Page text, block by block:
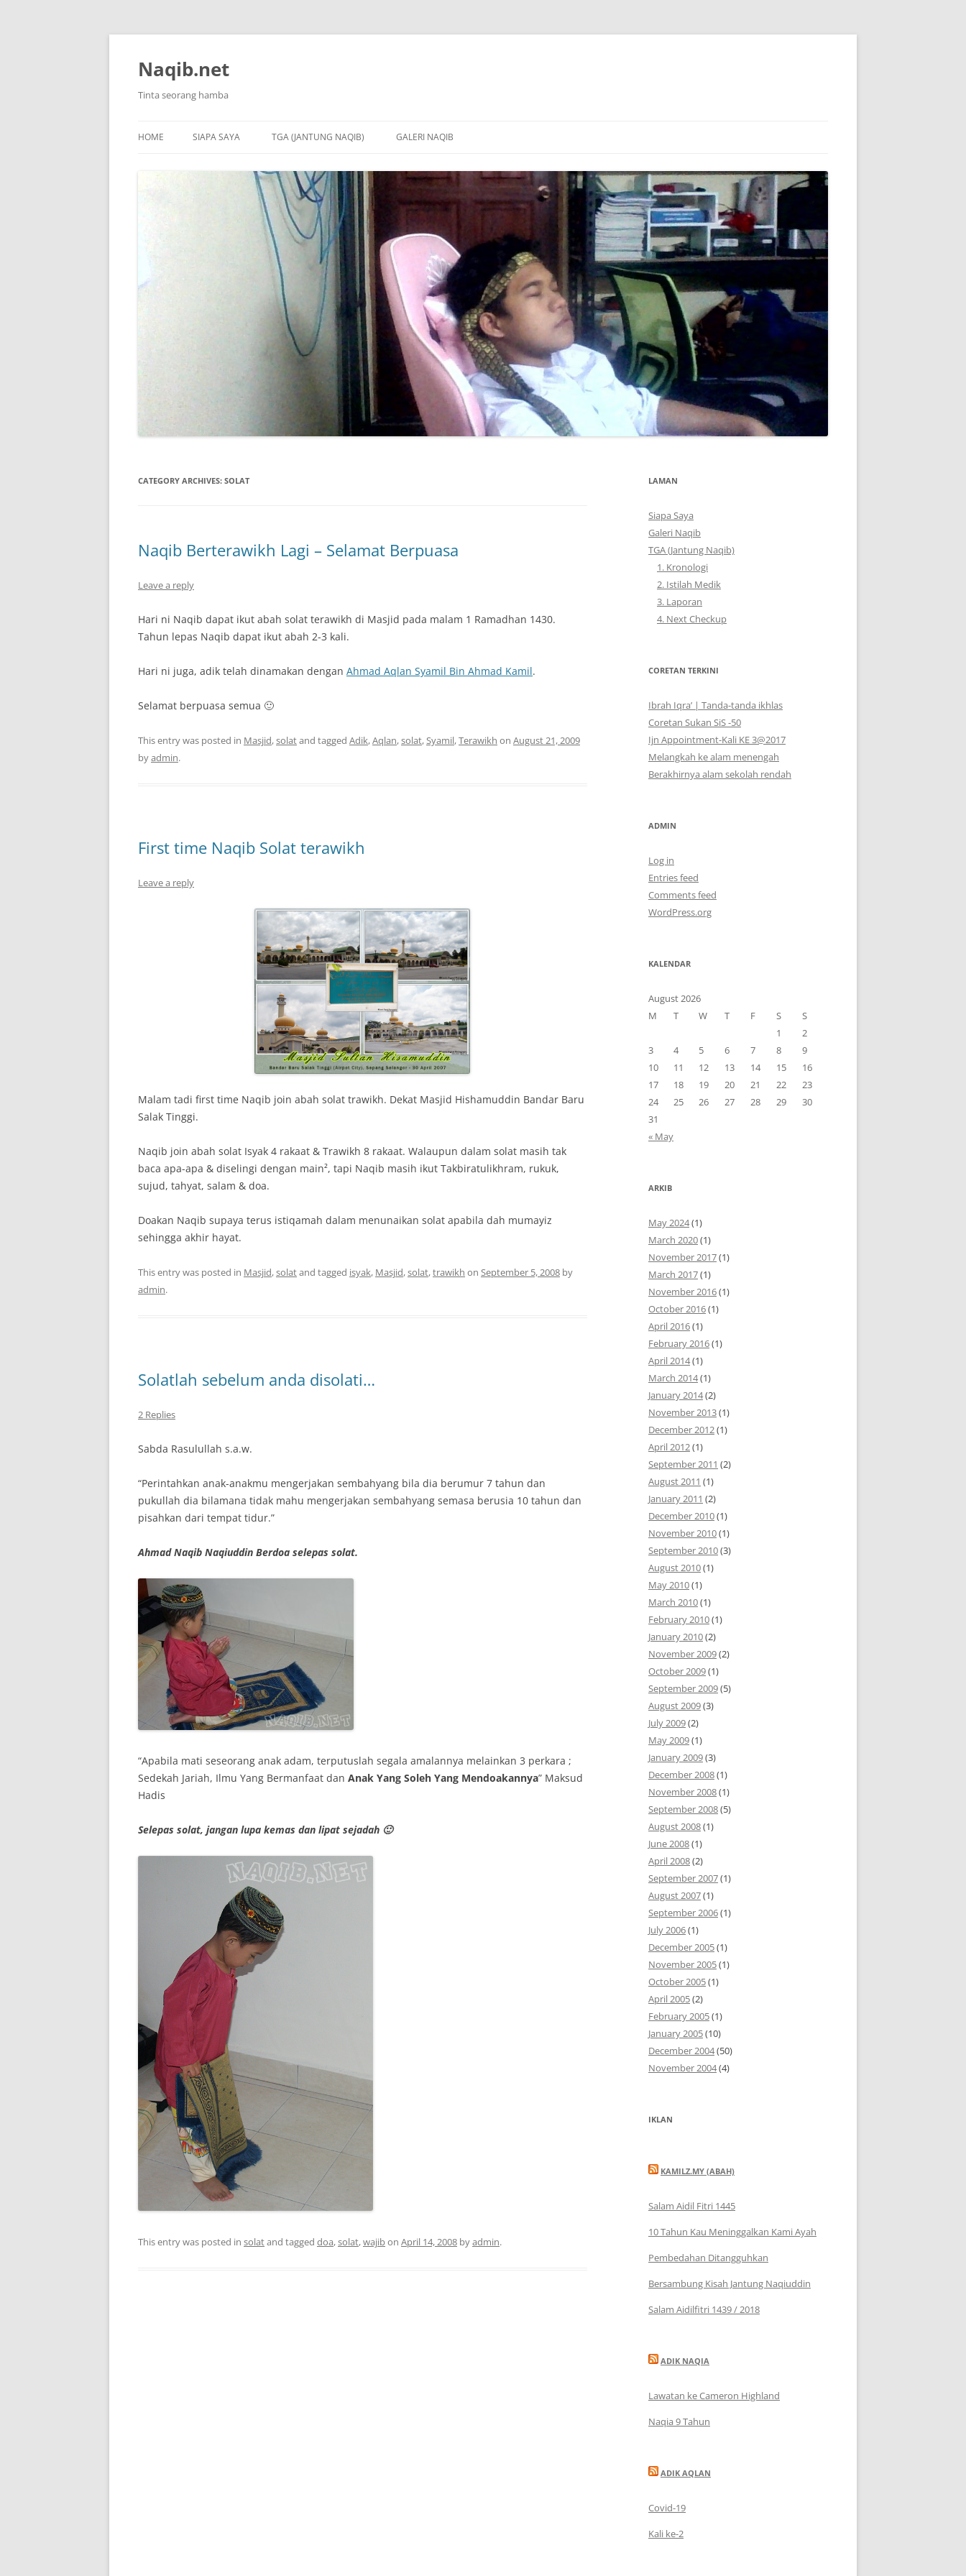
Skip
Naqib.net
Tinta seorang hamba
HOME SIAPA SAYA TGA (JANTUNG NAQIB)
2. ISTILAH MEDIK
3. LAPORAN
4. NEXT CHECKUP
GALERI NAQIB
CATEGORY ARCHIVES: SOLAT
Naqib Berterawikh Lagi – Selamat Berpuasa
Leave a reply
Hari ni Naqib dapat ikut abah solat terawikh di Masjid pada malam 1 Ramadhan 1430.
Tahun lepas Naqib dapat ikut abah 2-3 kali.
Hari ni juga, adik telah dinamakan dengan Ahmad Aqlan Syamil Bin Ahmad Kamil.
Selamat berpuasa semua 🙂
This entry was posted in Masjid,solatand tagged Adik,Aqlan,solat,Syamil,Terawikh on August 21, 2009
byadmin.
First time Naqib Solat terawikh
Leave a reply
Malam tadi first time Naqib join abah solat trawikh. Dekat Masjid Hishamuddin Bandar Baru
Salak Tinggi.
Naqib join abah solat Isyak 4 rakaat & Trawikh 8 rakaat. Walaupun dalam solat masih tak
baca apa-apa & diselingi dengan main², tapi Naqib masih ikut Takbiratulikhram, rukuk,
sujud, tahyat, salam & doa.
Doakan Naqib supaya terus istiqamah dalam menunaikan solat apabila dah mumayiz
sehingga akhir hayat.
This entry was posted in Masjid,solatand tagged isyak, Masjid,solat,trawikh on September 5, 2008 by
admin.
Solatlah sebelum anda disolati…
2 Replies
Sabda Rasulullah s.a.w.
“Perintahkan anak-anakmu mengerjakan sembahyang bila dia berumur 7 tahun dan
pukullah dia bilamana tidak mahu mengerjakan sembahyang semasa berusia 10 tahun dan
pisahkan dari tempat tidur.”
Ahmad Naqib Naqiuddin Berdoa selepas solat.
“Apabila mati seseorang anak adam, terputuslah segala amalannya melainkan 3 perkara ;
Sedekah Jariah, Ilmu Yang Bermanfaat dan Anak Yang Soleh Yang Mendoakannya” Maksud
Hadis
Selepas solat, jangan lupa kemas dan lipat sejadah 🙂
This entry was posted in solatand tagged doa,solat,wajibon April 14, 2008 byadmin.
LAMAN
Siapa Saya
Galeri Naqib
TGA (Jantung Naqib)
1. Kronologi
2. Istilah Medik
3. Laporan
4. Next Checkup
CORETAN TERKINI
Ibrah Iqra’ | Tanda-tanda ikhlas
Coretan Sukan SiS -50
Ijn Appointment-Kali KE 3@2017
Melangkah ke alam menengah
Berakhirnya alam sekolah rendah
ADMIN
Log in
Entries feed
Comments feed
WordPress.org
KALENDAR
August 2026
M
T W T F S
S
1
2
3
4 5 6 7 8
9
10
11 12 13 14 15
16
17
18 19 20 21 22
23
24
25 26 27 28 29
30
31
« May
ARKIB
May 2024(1)
March 2020(1)
November 2017(1)
March 2017(1)
November 2016(1)
October 2016(1)
April 2016(1)
February 2016(1)
April 2014(1)
March 2014(1)
January 2014(2)
November 2013(1)
December 2012(1)
April 2012(1)
September 2011 (2)
August 2011 (1)
January 2011 (2)
December 2010(1)
November 2010(1)
September 2010(3)
August 2010(1)
May 2010(1)
March 2010(1)
February 2010(1)
January 2010(2)
November 2009(2)
October 2009(1)
September 2009(5)
August 2009(3)
July 2009(2)
May 2009(1)
January 2009(3)
December 2008(1)
November 2008(1)
September 2008(5)
August 2008(1)
June 2008(1)
April 2008(2)
September 2007(1)
August 2007(1)
September 2006(1)
July 2006(1)
December 2005(1)
November 2005(1)
October 2005(1)
April 2005(2)
February 2005(1)
January 2005(10)
December 2004(50)
November 2004(4)
IKLAN
KAMILZ.MY (ABAH)
Salam Aidil Fitri 1445
10 Tahun Kau Meninggalkan Kami Ayah
Pembedahan Ditangguhkan
Bersambung Kisah Jantung Naqiuddin
Salam Aidilfitri 1439 / 2018
ADIK NAQIA
Lawatan ke Cameron Highland
Naqia 9 Tahun
ADIK AQLAN
Covid-19
Kali ke-2